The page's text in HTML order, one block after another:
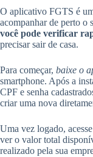
O aplicativo FGTS é
acompanhar de perto o
você pode verificar
precisar sair de casa.
Para começar, baixe o
smartphone. Após a
CPF e senha
criar uma nova
Uma vez logado,
ver o valor total
realizado pela sua